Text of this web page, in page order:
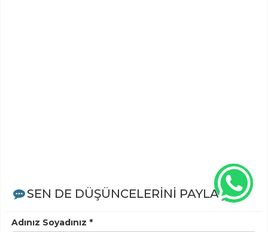
SEN DE DÜŞÜNCELERİNİ PAYLAŞ!
Adınız Soyadınız *